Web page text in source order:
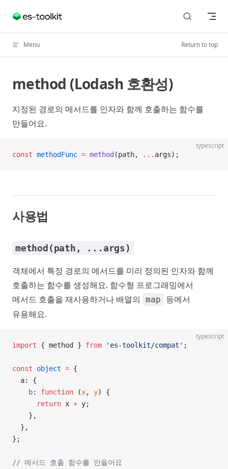
Skip to content
Menu Return to top
method (Lodash 호환성)
지정된 경로의 메서드를 인자와 함께 호출하는 함수를
만들어요.
typescript
const methodFunc = method (path, ... args);
사용법
method(path, ...args)
객체에서 특정 경로의 메서드를 미리 정의된 인자와 함께
호출하는 함수를 생성해요. 함수형 프로그래밍에서
메서드 호출을 재사용하거나 배열의
map
등에서
유용해요.
typescript
import { method } from 'es-toolkit/compat' ;
const object = {
  a: {
    b
: function (x, y) {
      return
x + y;
    },
  },
};
// 메서드 호출 함수를 만들어요